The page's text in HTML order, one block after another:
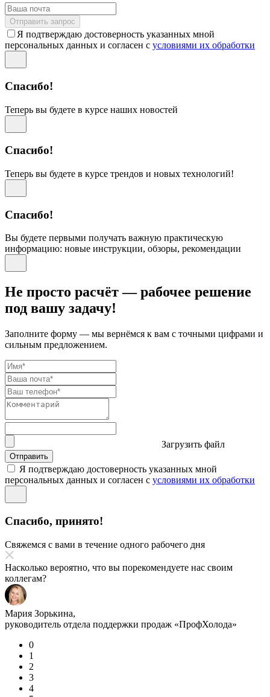
Отправить запрос
Я подтверждаю достоверность указанных мной
персональных данных и согласен с условиями их обработки
Спасибо!
Теперь вы будете в курсе наших новостей
Спасибо!
Теперь вы будете в курсе трендов и новых технологий!
Спасибо!
Вы будете первыми получать важную практическую
информацию: новые инструкции, обзоры, рекомендации
Не просто расчёт — рабочее решение
под вашу задачу!
Заполните форму — мы вернёмся к вам с точными цифрами и
сильным предложением.
Загрузить файл
Отправить
Я подтверждаю достоверность указанных мной
персональных данных и согласен с условиями их обработки
Спасибо, принято!
Свяжемся с вами в течение одного рабочего дня
Насколько вероятно, что вы порекомендуете нас своим
коллегам?
Мария Зорькина,
руководитель отдела поддержки продаж «ПрофХолода»
0
1
2
3
4